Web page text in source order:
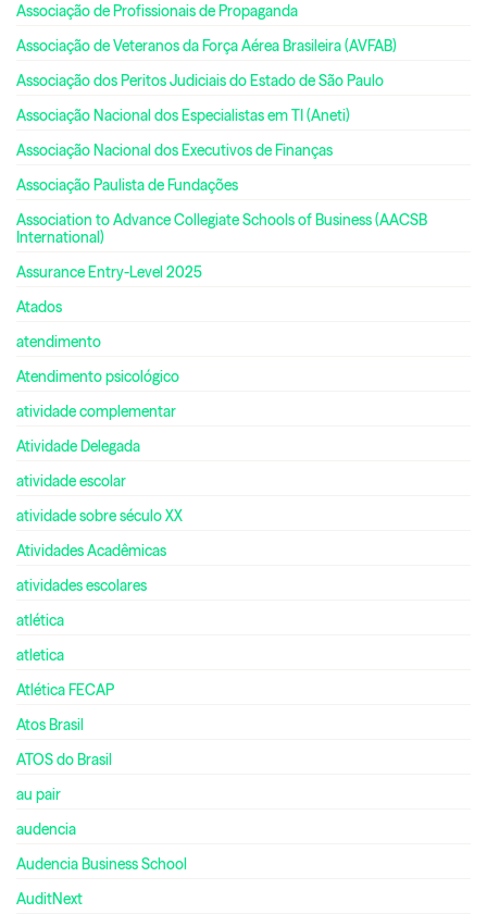
Associação de Profissionais de Propaganda
Associação de Veteranos da Força Aérea Brasileira (AVFAB)
Associação dos Peritos Judiciais do Estado de São Paulo
Associação Nacional dos Especialistas em TI (Aneti)
Associação Nacional dos Executivos de Finanças
Associação Paulista de Fundações
Association to Advance Collegiate Schools of Business (AACSB
International)
Assurance Entry-Level 2025
Atados
atendimento
Atendimento psicológico
atividade complementar
Atividade Delegada
atividade escolar
atividade sobre século XX
Atividades Acadêmicas
atividades escolares
atlética
atletica
Atlética FECAP
Atos Brasil
ATOS do Brasil
au pair
audencia
Audencia Business School
AuditNext